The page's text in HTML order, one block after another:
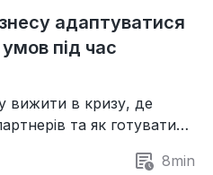
адаптуватися
під час
вижити в кризу, де
та як готуватися
ринок.
8min